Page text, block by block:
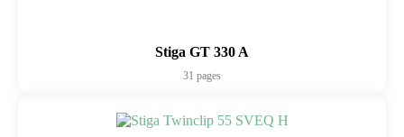
Stiga GT 330 A
31 pages